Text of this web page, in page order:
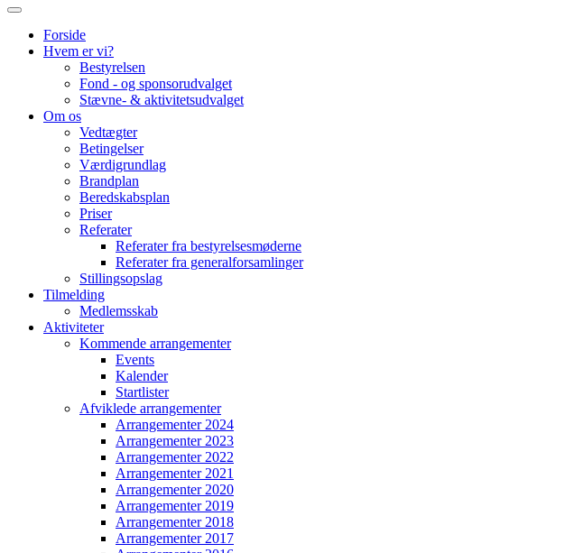
Forside
Hvem er vi?
Bestyrelsen
Fond - og sponsorudvalget
Stævne- & aktivitetsudvalget
Om os
Vedtægter
Betingelser
Værdigrundlag
Brandplan
Beredskabsplan
Priser
Referater
Referater fra bestyrelsesmøderne
Referater fra generalforsamlinger
Stillingsopslag
Tilmelding
Medlemsskab
Aktiviteter
Kommende arrangementer
Events
Kalender
Startlister
Afviklede arrangementer
Arrangementer 2024
Arrangementer 2023
Arrangementer 2022
Arrangementer 2021
Arrangementer 2020
Arrangementer 2019
Arrangementer 2018
Arrangementer 2017